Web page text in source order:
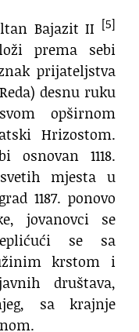
Bajazit II [5]
prema sebi
prijateljstva
desnu ruku
opširnom
Hrizostom.
1118.
mjesta u
1187. ponovo
jovanovci se
se sa
krstom i
društava,
sa krajnje